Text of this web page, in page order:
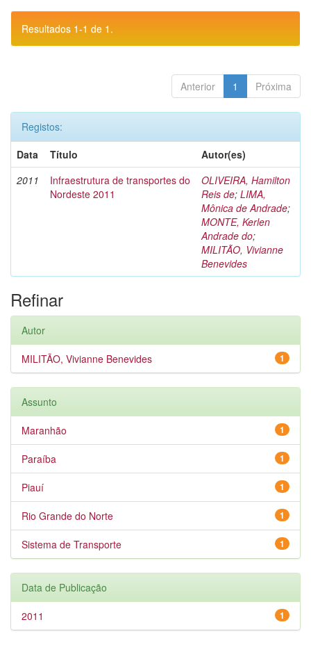
Resultados 1-1 de 1.
Anterior 1 Próxima
Registos:
Data
Título
Autor(es)
2011
Infraestrutura de transportes do
Nordeste 2011
OLIVEIRA, Hamilton
Reis de; LIMA,
Mônica de Andrade;
MONTE, Kerlen
Andrade do;
MILITÃO, Vivianne
Benevides
Refinar
Autor
1
MILITÃO, Vivianne Benevides
Assunto
1
Maranhão
1
Paraíba
1
Piauí
1
Rio Grande do Norte
1
Sistema de Transporte
Data de Publicação
1
2011